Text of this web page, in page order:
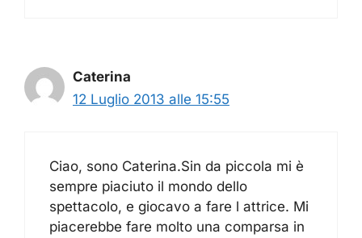
Caterina
12 Luglio 2013 alle 15:55
Ciao, sono Caterina.Sin da piccola mi è
sempre piaciuto il mondo dello
spettacolo, e giocavo a fare l attrice. Mi
piacerebbe fare molto una comparsa in